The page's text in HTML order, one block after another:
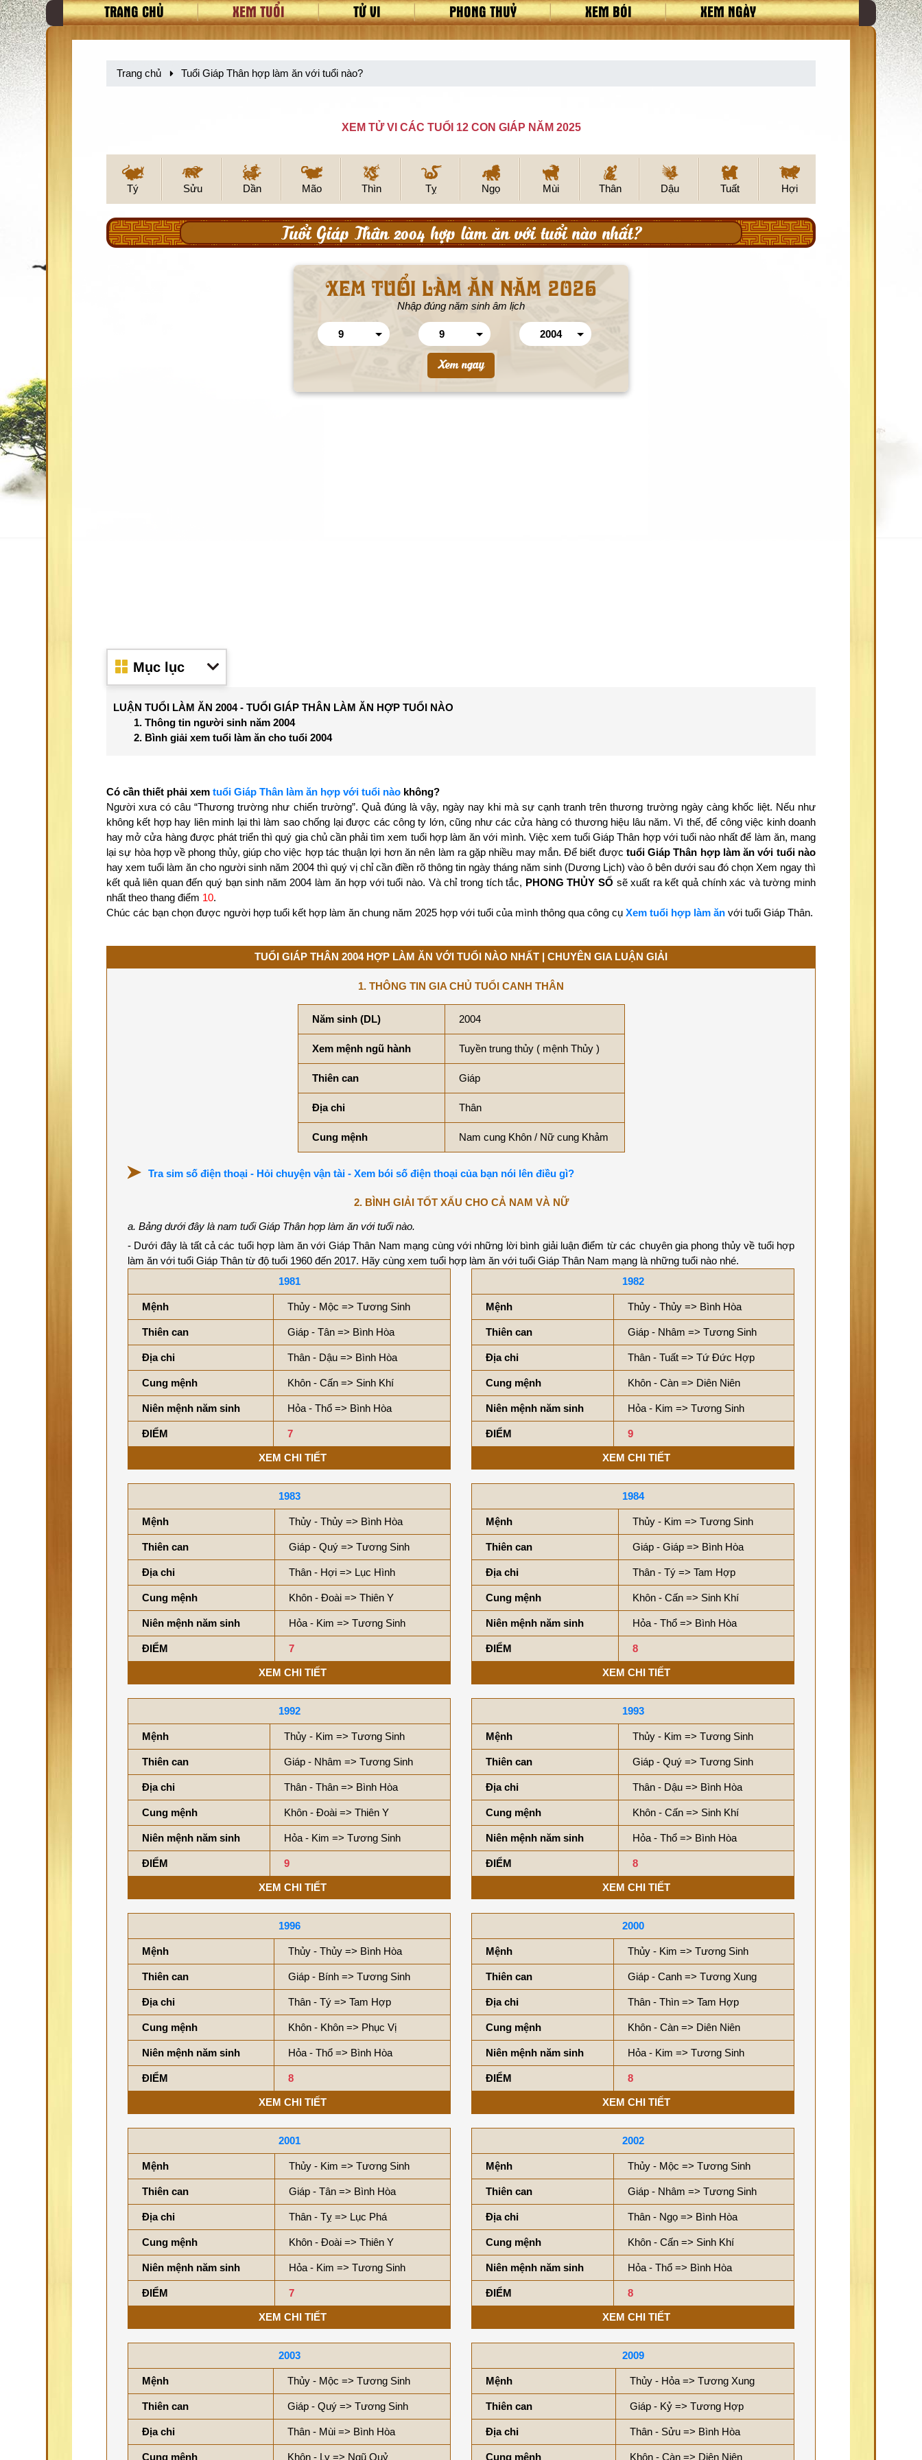
TRANG CHỦ XEM TUỔI TỬ VI PHONG THUỶ XEM BÓI XEM NGÀY
Trang chủ Tuổi Giáp Thân hợp làm ăn với tuổi nào?
XEM TỬ VI CÁC TUỔI 12 CON GIÁP NĂM 2025
Tý Sửu Dần Mão Thìn Tỵ Ngọ Mùi Thân Dậu Tuất Hợi
Tuổi Giáp Thân 2004 hợp làm ăn với tuổi nào nhất?
Xem tuổi làm ăn năm 2026
Nhập đúng năm sinh âm lịch
Mục lục
LUẬN TUỔI LÀM ĂN 2004 - TUỔI GIÁP THÂN LÀM ĂN HỢP TUỔI NÀO
1. Thông tin người sinh năm 2004
2. Bình giải xem tuổi làm ăn cho tuổi 2004
Có cần thiết phải xem tuổi Giáp Thân làm ăn hợp với tuổi nào không?
Người xưa có câu “Thương trường như chiến trường”. Quả đúng là vậy, ngày nay khi mà sự cạnh tranh trên thương trường ngày càng khốc liệt. Nếu như
không kết hợp hay liên minh lại thì làm sao chống lại được các công ty lớn, cũng như các cửa hàng có thương hiệu lâu năm. Vì thế, để công việc kinh doanh
hay mở cửa hàng được phát triển thì quý gia chủ cần phải tìm xem tuổi hợp làm ăn với mình. Việc xem tuổi Giáp Thân hợp với tuổi nào nhất để làm ăn, mang
lại sự hòa hợp về phong thủy, giúp cho việc hợp tác thuận lợi hơn ăn nên làm ra gặp nhiều may mắn. Để biết được tuổi Giáp Thân hợp làm ăn với tuổi nào
hay xem tuổi làm ăn cho người sinh năm 2004 thì quý vị chỉ cần điền rõ thông tin ngày tháng năm sinh (Dương Lịch) vào ô bên dưới sau đó chọn Xem ngay thì
kết quả liên quan đến quý bạn sinh năm 2004 làm ăn hợp với tuổi nào. Và chỉ trong tích tắc, PHONG THỦY SỐ sẽ xuất ra kết quả chính xác và tường minh
nhất theo thang điểm 10.
Chúc các bạn chọn được người hợp tuổi kết hợp làm ăn chung năm 2025 hợp với tuổi của mình thông qua công cụ Xem tuổi hợp làm ăn với tuổi Giáp Thân.
TUỔI GIÁP THÂN 2004 HỢP LÀM ĂN VỚI TUỔI NÀO NHẤT | CHUYÊN GIA LUẬN GIẢI
1. THÔNG TIN GIA CHỦ TUỔI CANH THÂN
Năm sinh (DL) 2004
Xem mệnh ngũ hành Tuyền trung thủy ( mệnh Thủy )
Thiên can Giáp
Địa chi Thân
Cung mệnh Nam cung Khôn / Nữ cung Khảm
Tra sim số điện thoại - Hỏi chuyện vận tài - Xem bói số điện thoại của bạn nói lên điều gì?
2. BÌNH GIẢI TỐT XẤU CHO CẢ NAM VÀ NỮ
a. Bảng dưới đây là nam tuổi Giáp Thân hợp làm ăn với tuổi nào.
- Dưới đây là tất cả các tuổi hợp làm ăn với Giáp Thân Nam mạng cùng với những lời bình giải luận điểm từ các chuyên gia phong thủy về tuổi hợp
làm ăn với tuổi Giáp Thân từ độ tuổi 1960 đến 2017. Hãy cùng xem tuổi hợp làm ăn với tuổi Giáp Thân Nam mạng là những tuổi nào nhé.
1981
Mệnh Thủy - Mộc => Tương Sinh
Thiên can Giáp - Tân => Bình Hòa
Địa chi Thân - Dậu => Bình Hòa
Cung mệnh Khôn - Cấn => Sinh Khí
Niên mệnh năm sinh Hỏa - Thổ => Bình Hòa
ĐIỂM 7
XEM CHI TIẾT
1982
Mệnh Thủy - Thủy => Bình Hòa
Thiên can Giáp - Nhâm => Tương Sinh
Địa chi Thân - Tuất => Tứ Đức Hợp
Cung mệnh Khôn - Càn => Diên Niên
Niên mệnh năm sinh Hỏa - Kim => Tương Sinh
ĐIỂM 9
XEM CHI TIẾT
1983
Mệnh Thủy - Thủy => Bình Hòa
Thiên can Giáp - Quý => Tương Sinh
Địa chi Thân - Hợi => Lục Hình
Cung mệnh Khôn - Đoài => Thiên Y
Niên mệnh năm sinh Hỏa - Kim => Tương Sinh
ĐIỂM 7
XEM CHI TIẾT
1984
Mệnh Thủy - Kim => Tương Sinh
Thiên can Giáp - Giáp => Bình Hòa
Địa chi Thân - Tý => Tam Hợp
Cung mệnh Khôn - Cấn => Sinh Khí
Niên mệnh năm sinh Hỏa - Thổ => Bình Hòa
ĐIỂM 8
XEM CHI TIẾT
1992
Mệnh Thủy - Kim => Tương Sinh
Thiên can Giáp - Nhâm => Tương Sinh
Địa chi Thân - Thân => Bình Hòa
Cung mệnh Khôn - Đoài => Thiên Y
Niên mệnh năm sinh Hỏa - Kim => Tương Sinh
ĐIỂM 9
XEM CHI TIẾT
1993
Mệnh Thủy - Kim => Tương Sinh
Thiên can Giáp - Quý => Tương Sinh
Địa chi Thân - Dậu => Bình Hòa
Cung mệnh Khôn - Cấn => Sinh Khí
Niên mệnh năm sinh Hỏa - Thổ => Bình Hòa
ĐIỂM 8
XEM CHI TIẾT
1996
Mệnh Thủy - Thủy => Bình Hòa
Thiên can Giáp - Bính => Tương Sinh
Địa chi Thân - Tý => Tam Hợp
Cung mệnh Khôn - Khôn => Phục Vị
Niên mệnh năm sinh Hỏa - Thổ => Bình Hòa
ĐIỂM 8
XEM CHI TIẾT
2000
Mệnh Thủy - Kim => Tương Sinh
Thiên can Giáp - Canh => Tương Xung
Địa chi Thân - Thìn => Tam Hợp
Cung mệnh Khôn - Càn => Diên Niên
Niên mệnh năm sinh Hỏa - Kim => Tương Sinh
ĐIỂM 8
XEM CHI TIẾT
2001
Mệnh Thủy - Kim => Tương Sinh
Thiên can Giáp - Tân => Bình Hòa
Địa chi Thân - Tỵ => Lục Phá
Cung mệnh Khôn - Đoài => Thiên Y
Niên mệnh năm sinh Hỏa - Kim => Tương Sinh
ĐIỂM 7
XEM CHI TIẾT
2002
Mệnh Thủy - Mộc => Tương Sinh
Thiên can Giáp - Nhâm => Tương Sinh
Địa chi Thân - Ngọ => Bình Hòa
Cung mệnh Khôn - Cấn => Sinh Khí
Niên mệnh năm sinh Hỏa - Thổ => Bình Hòa
ĐIỂM 8
XEM CHI TIẾT
2003
Mệnh Thủy - Mộc => Tương Sinh
Thiên can Giáp - Quý => Tương Sinh
Địa chi Thân - Mùi => Bình Hòa
Cung mệnh Khôn - Ly => Ngũ Quỷ
2009
Mệnh Thủy - Hỏa => Tương Xung
Thiên can Giáp - Kỷ => Tương Hợp
Địa chi Thân - Sửu => Bình Hòa
Cung mệnh Khôn - Càn => Diên Niên